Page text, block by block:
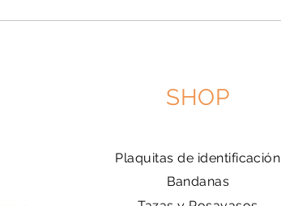
SHOP
Plaquitas de identificación
Bandanas